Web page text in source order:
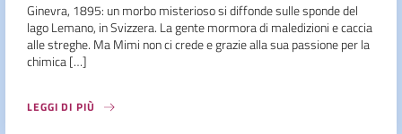
Ginevra, 1895: un morbo misterioso si diffonde sulle sponde del
lago Lemano, in Svizzera. La gente mormora di maledizioni e caccia
alle streghe. Ma Mimi non ci crede e grazie alla sua passione per la
chimica […]
LEGGI DI PIÙ